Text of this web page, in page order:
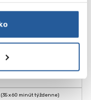
x 60 minút týždenne)